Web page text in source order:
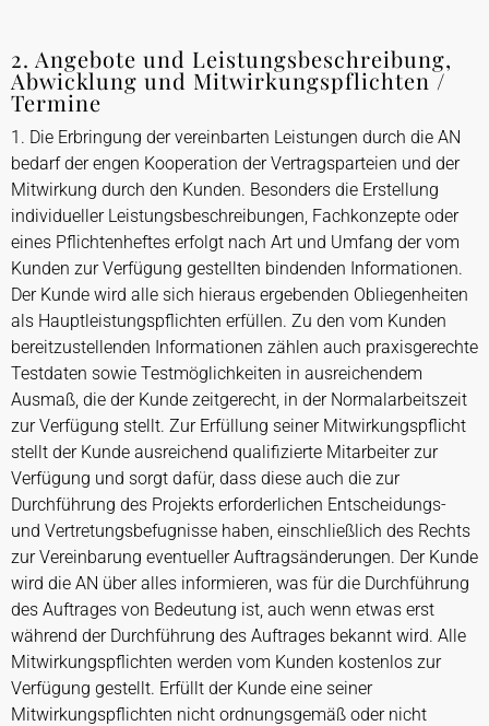
2. Angebote und Leistungsbeschreibung,
Abwicklung und Mitwirkungspflichten /
Termine
1. Die Erbringung der vereinbarten Leistungen durch die AN
bedarf der engen Kooperation der Vertragsparteien und der
Mitwirkung durch den Kunden. Besonders die Erstellung
individueller Leistungsbeschreibungen, Fachkonzepte oder
eines Pflichtenheftes erfolgt nach Art und Umfang der vom
Kunden zur Verfügung gestellten bindenden Informationen.
Der Kunde wird alle sich hieraus ergebenden Obliegenheiten
als Hauptleistungspflichten erfüllen. Zu den vom Kunden
bereitzustellenden Informationen zählen auch praxisgerechte
Testdaten sowie Testmöglichkeiten in ausreichendem
Ausmaß, die der Kunde zeitgerecht, in der Normalarbeitszeit
zur Verfügung stellt. Zur Erfüllung seiner Mitwirkungspflicht
stellt der Kunde ausreichend qualifizierte Mitarbeiter zur
Verfügung und sorgt dafür, dass diese auch die zur
Durchführung des Projekts erforderlichen Entscheidungs-
und Vertretungsbefugnisse haben, einschließlich des Rechts
zur Vereinbarung eventueller Auftragsänderungen. Der Kunde
wird die AN über alles informieren, was für die Durchführung
des Auftrages von Bedeutung ist, auch wenn etwas erst
während der Durchführung des Auftrages bekannt wird. Alle
Mitwirkungspflichten werden vom Kunden kostenlos zur
Verfügung gestellt. Erfüllt der Kunde eine seiner
Mitwirkungspflichten nicht ordnungsgemäß oder nicht